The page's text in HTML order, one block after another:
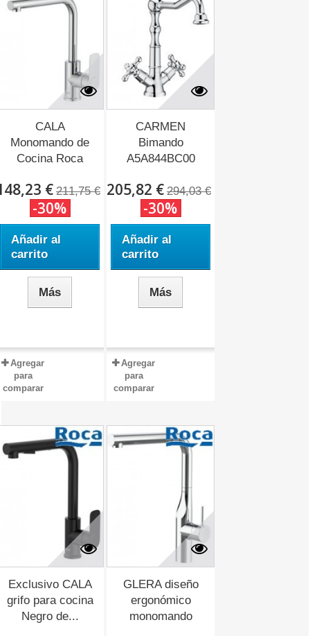
CALA
Monomando de
Cocina Roca
€ 211,75 €
-30%
Añadir al
carrito
Más
Agregar
para
comparar
CARMEN
Bimando
A5A844BC00
205,82 € 294,03 €
-30%
Añadir al
carrito
Más
Agregar
para
comparar
Exclusivo CALA
grifo para cocina
Negro de...
GLERA diseño
ergonómico
monomando